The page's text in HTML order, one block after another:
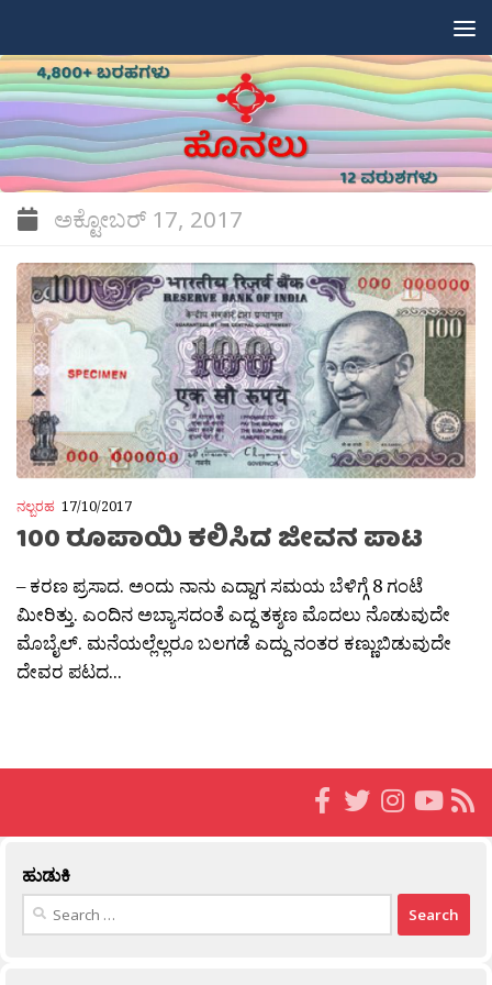
ಅಕ್ಟೋಬರ್ 17, 2017
ನಲ್ಬರಹ 17/10/2017
100 ರೂಪಾಯಿ ಕಲಿಸಿದ ಜೀವನ ಪಾಟ
– ಕರಣ ಪ್ರಸಾದ. ಅಂದು ನಾನು ಎದ್ದಾಗ ಸಮಯ ಬೆಳಿಗ್ಗೆ 8 ಗಂಟೆ
ಮೀರಿತ್ತು. ಎಂದಿನ ಅಬ್ಯಾಸದಂತೆ ಎದ್ದ ತಕ್ಶಣ ಮೊದಲು ನೊಡುವುದೇ
ಮೊಬೈಲ್. ಮನೆಯಲ್ಲೆಲ್ಲರೂ ಬಲಗಡೆ ಎದ್ದು ನಂತರ ಕಣ್ಣುಬಿಡುವುದೇ
ದೇವರ ಪಟದ...
ಹುಡುಕಿ
Search